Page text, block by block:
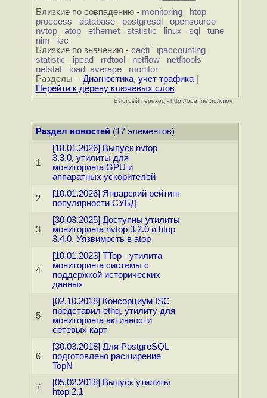
Близкие по совпадению - monitoring
htop
proccess
database postgresql
opensource
nvtop
atop ethernet statistic linux sql
tune
nim
isc
Близкие по значению - cacti
ipaccounting
statistic
ipcad rrdtool netflow
netfltools
netstat
load_average
monitor
Разделы - Диагностика, учет трафика|
Перейти к дереву ключевых слов
Быстрый переход - http://opennet.ru/ключ
Раздел новостей(17 элементов)
1
[18.01.2026] Выпуск nvtop
3.3.0, утилиты для
мониторинга GPU и
аппаратных ускорителей
2
[10.01.2026] Январский рейтинг
популярности СУБД
3
[30.03.2025] Доступны утилиты
мониторинга nvtop 3.2.0 и htop
3.4.0. Уязвимость в atop
4
[10.01.2023] TTop - утилита
мониторинга системы с
поддержкой исторических
данных
5
[02.10.2018] Консорциум ISC
представил ethq, утилиту для
мониторинга активности
сетевых карт
6
[30.03.2018] Для PostgreSQL
подготовлено расширение
TopN
7
[05.02.2018] Выпуск утилиты
htop 2.1